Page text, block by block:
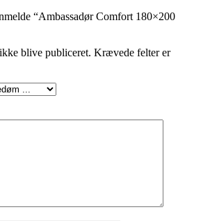
“Ambassadør Comfort 180×200
blive publiceret. Krævede felter er